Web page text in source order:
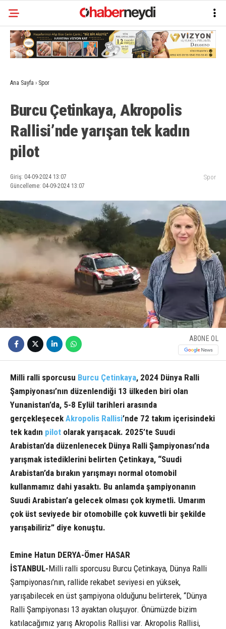
Ana Sayfa › Spor
Burcu Çetinkaya, Akropolis
Rallisi’nde yarışan tek kadın
pilot
Giriş: 04-09-2024 13:07
Güncelleme: 04-09-2024 13:07
Spor
ABONE OL
Milli ralli sporcusu Burcu Çetinkaya, 2024 Dünya Ralli
Şampiyonası’nın düzenlendiği 13 ülkeden biri olan
Yunanistan’da, 5-8 Eylül tarihleri arasında
gerçekleşecek Akropolis Rallisi’nde 72 takım içerisindeki
tek kadın pilot olarak yarışacak. 2025’te Suudi
Arabistan’da düzenlenecek Dünya Ralli Şampiyonası’nda
yarışmak istediklerini belirten Çetinkaya, “Suudi
Arabistan’da bırakın yarışmayı normal otomobil
kullanmamız dahi yasaktı. Bu anlamda şampiyonanın
Suudi Arabistan’a gelecek olması çok kıymetli. Umarım
çok üst seviyede bir otomobille çok kuvvetli bir şekilde
yarışabiliriz” diye konuştu.
Emine Hatun DERYA-Ömer HASAR
İSTANBUL-Milli ralli sporcusu Burcu Çetinkaya, Dünya Ralli
Şampiyonası’nın, rallide rekabet seviyesi en yüksek,
yarışabilecek en üst şampiyona olduğunu belirterek, “Dünya
Ralli Şampiyonası 13 ayaktan oluşuyor. Önümüzde bizim
katılacağımız yarış Akropolis Rallisi var. Akropolis Rallisi,